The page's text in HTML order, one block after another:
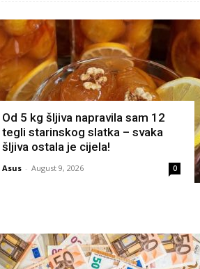
Od 5 kg šljiva napravila sam 12
tegli starinskog slatka – svaka
šljiva ostala je cijela!
Asus - August 9, 2026 0